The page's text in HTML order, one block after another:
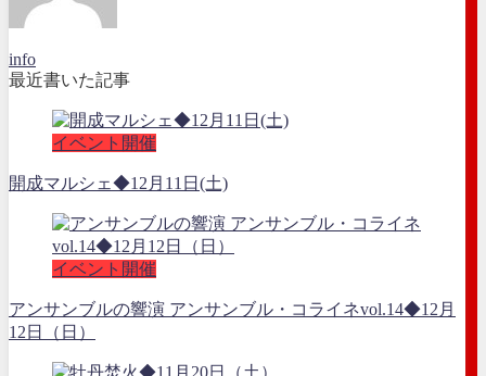
info
最近書いた記事
イベント開催
開成マルシェ◆12月11日(土)
イベント開催
アンサンブルの響演 アンサンブル・コライネvol.14◆12月
12日（日）